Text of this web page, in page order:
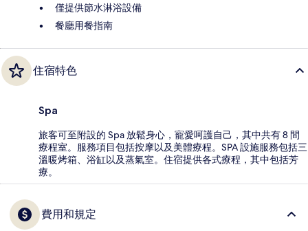
僅提供節水淋浴設備
餐廳用餐指南
住宿特色
Spa
旅客可至附設的 Spa 放鬆身心，寵愛呵護自己，其中共有 8 間
療程室。服務項目包括按摩以及美體療程。SPA 設施服務包括三
溫暖烤箱、浴缸以及蒸氣室。住宿提供各式療程，其中包括芳
療。
費用和規定